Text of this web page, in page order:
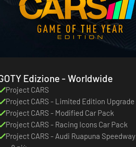
GOTY Edizione - Worldwide
Project CARS
Project CARS - Limited Edition Upgrade
Project CARS - Modified Car Pack
Project CARS - Racing Icons Car Pack
Project CARS - Audi Ruapuna Speedway